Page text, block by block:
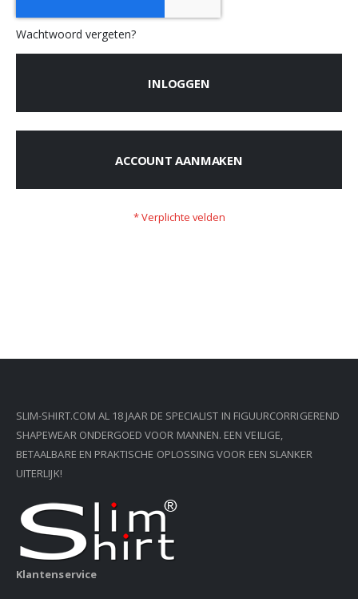
Wachtwoord vergeten?
INLOGGEN
ACCOUNT AANMAKEN
SLIM-SHIRT.COM AL 18 JAAR DE SPECIALIST IN FIGUURCORRIGEREND
SHAPEWEAR ONDERGOED VOOR MANNEN. EEN VEILIGE,
BETAALBARE EN PRAKTISCHE OPLOSSING VOOR EEN SLANKER
UITERLIJK!
Klantenservice